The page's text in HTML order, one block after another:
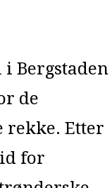
Bergstaden
de
rekke. Etter
for